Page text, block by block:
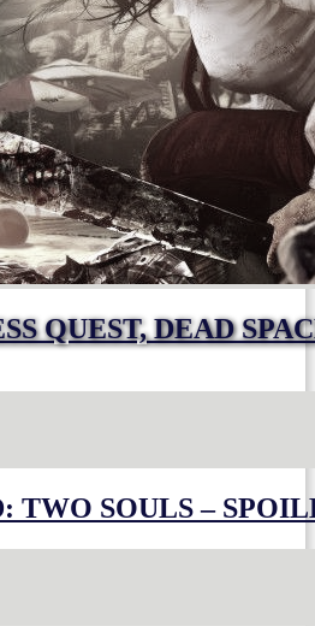
QUEST, DEAD
TWO SOULS –